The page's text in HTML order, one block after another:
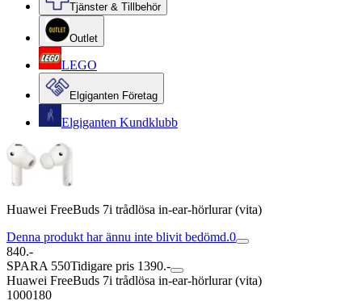
Tjänster & Tillbehör
Outlet
LEGO
Elgiganten Företag
Elgiganten Kundklubb
Huawei FreeBuds 7i trådlösa in-ear-hörlurar (vita)
Denna produkt har ännu inte blivit bedömd.0
840.-
SPARA 550Tidigare pris 1390.-
Huawei FreeBuds 7i trådlösa in-ear-hörlurar (vita)
1000180